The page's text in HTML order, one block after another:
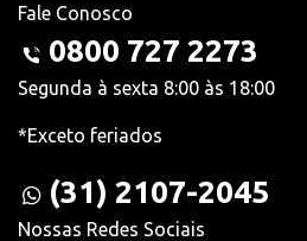
Fale Conosco
0800 727 2273
Segunda à sexta 8:00 às 18:00
*Exceto feriados
(31) 2107-2045
Nossas Redes Sociais